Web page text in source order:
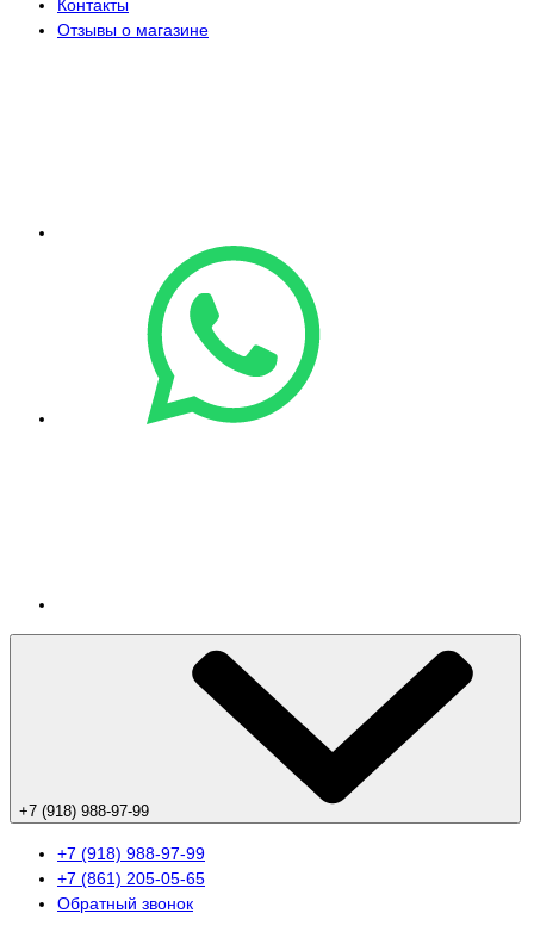
Контакты
Отзывы о магазине
+7 (918) 988-97-99
+7 (918) 988-97-99
+7 (861) 205-05-65
Обратный звонок